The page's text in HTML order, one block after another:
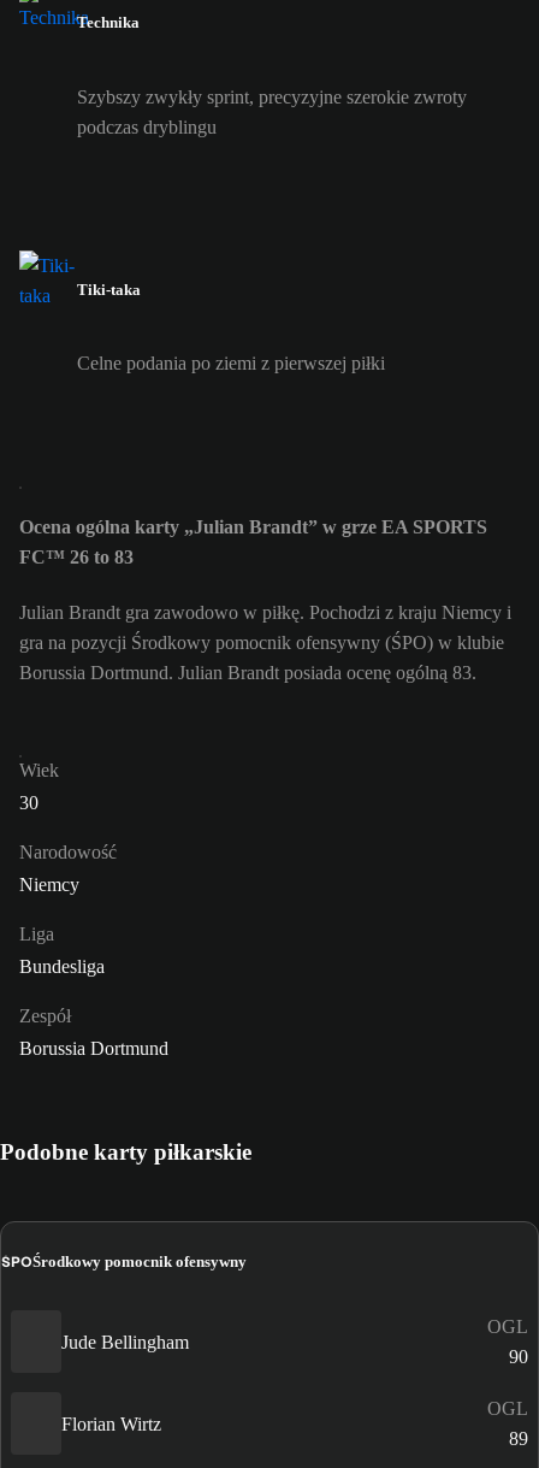
Technika
Szybszy zwykły sprint, precyzyjne szerokie zwroty
podczas dryblingu
Tiki-taka
Celne podania po ziemi z pierwszej piłki
Ocena ogólna karty „Julian Brandt” w grze EA SPORTS
FC™ 26 to 83
Julian Brandt gra zawodowo w piłkę. Pochodzi z kraju Niemcy i
gra na pozycji Środkowy pomocnik ofensywny (ŚPO) w klubie
Borussia Dortmund. Julian Brandt posiada ocenę ogólną 83.
Wiek
30
Narodowość
Niemcy
Liga
Bundesliga
Zespół
Borussia Dortmund
Podobne karty piłkarskie
ŚPOŚrodkowy pomocnik ofensywny
Jude Bellingham
OGL
90
Florian Wirtz
OGL
89